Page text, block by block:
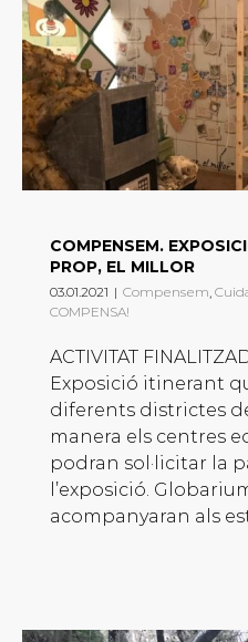
COMPENSEM.
PROP, EL MILLOR
03.01.2021 | Compensem,
COMPENSA!
ACTIVITAT
Exposició itinerant
diferents districtes
manera els centres
podran sol·licitar la
l’exposició.
acompanyaran als